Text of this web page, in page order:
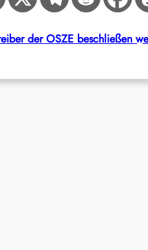
der OSZE beschließen